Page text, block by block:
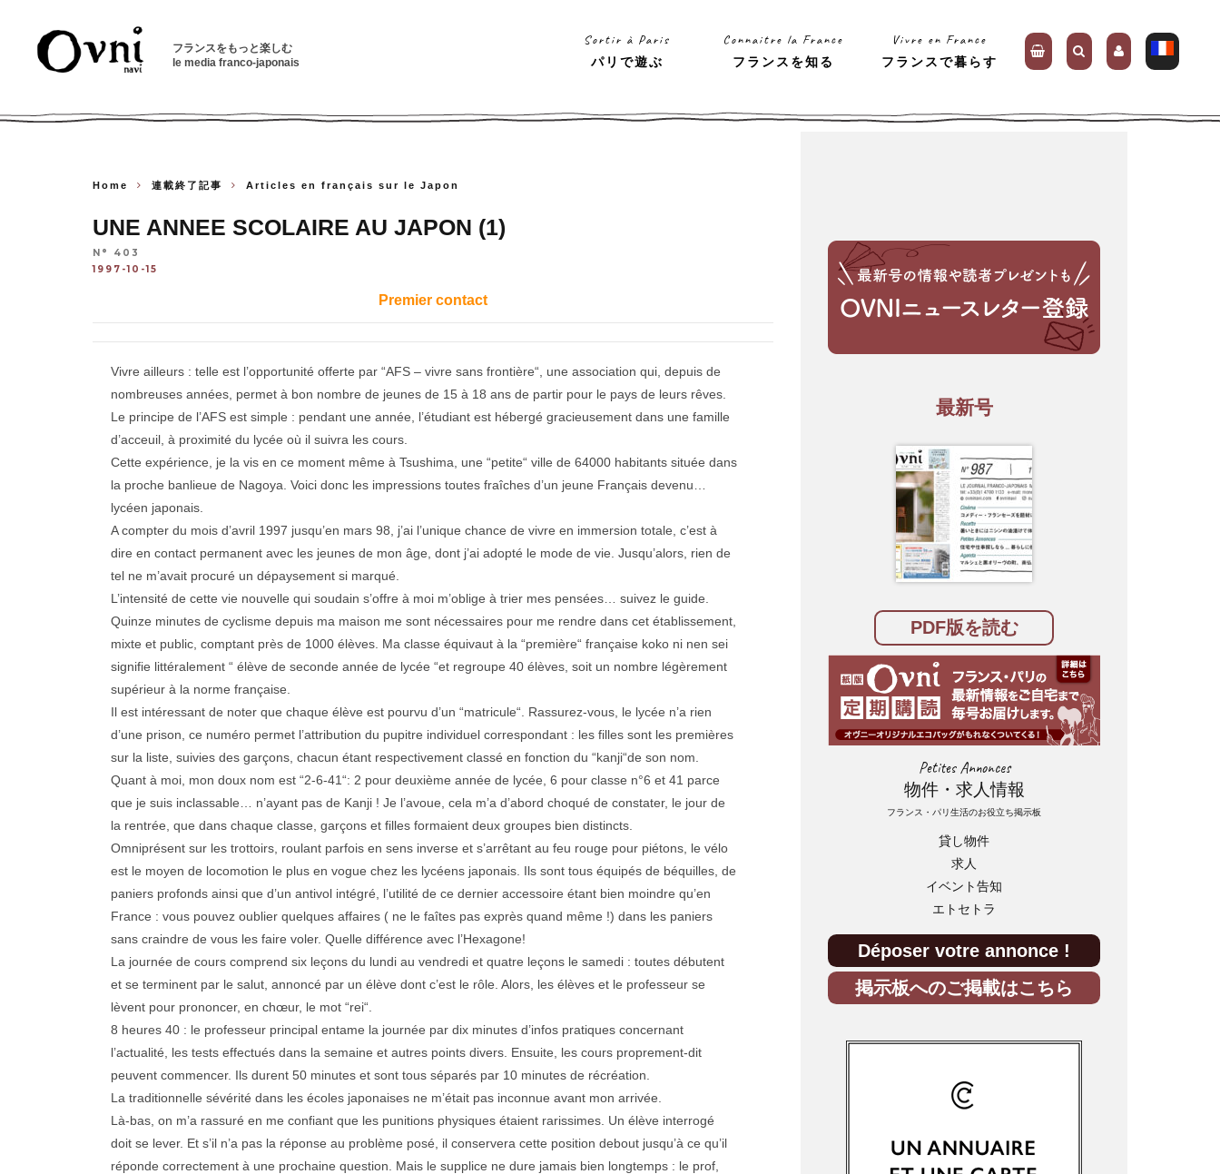
フランスをもっと楽しむ
le media franco-japonais
Sortir à Paris
パリで遊ぶ
Connaitre la France
フランスを知る
Vivre en France
フランスで暮らす
Home 連載終了記事 Articles en français sur le Japon
UNE ANNEE SCOLAIRE AU JAPON (1)
N° 403
1997-10-15
Premier contact
Vivre ailleurs : telle est l’opportunité offerte par “AFS – vivre sans frontière“, une association qui, depuis de
nombreuses années, permet à bon nombre de jeunes de 15 à 18 ans de partir pour le pays de leurs rêves.
Le principe de l’AFS est simple : pendant une année, l’étudiant est hébergé gracieusement dans une famille
d’acceuil, à proximité du lycée où il suivra les cours.
Cette expérience, je la vis en ce moment même à Tsushima, une “petite“ ville de 64000 habitants située dans
la proche banlieue de Nagoya. Voici donc les impressions toutes fraîches d’un jeune Français devenu…
lycéen japonais.
A compter du mois d’avril 1997 jusqu’en mars 98, j’ai l’unique chance de vivre en immersion totale, c’est à
dire en contact permanent avec les jeunes de mon âge, dont j’ai adopté le mode de vie. Jusqu’alors, rien de
tel ne m’avait procuré un dépaysement si marqué.
L’intensité de cette vie nouvelle qui soudain s’offre à moi m’oblige à trier mes pensées… suivez le guide.
Quinze minutes de cyclisme depuis ma maison me sont nécessaires pour me rendre dans cet établissement,
mixte et public, comptant près de 1000 élèves. Ma classe équivaut à la “première“ française koko ni nen sei
signifie littéralement “ élève de seconde année de lycée “et regroupe 40 élèves, soit un nombre légèrement
supérieur à la norme française.
Il est intéressant de noter que chaque élève est pourvu d’un “matricule“. Rassurez-vous, le lycée n’a rien
d’une prison, ce numéro permet l’attribution du pupitre individuel correspondant : les filles sont les premières
sur la liste, suivies des garçons, chacun étant respectivement classé en fonction du “kanji“de son nom.
Quant à moi, mon doux nom est “2-6-41“: 2 pour deuxième année de lycée, 6 pour classe n°6 et 41 parce
que je suis inclassable… n’ayant pas de Kanji ! Je l’avoue, cela m’a d’abord choqué de constater, le jour de
la rentrée, que dans chaque classe, garçons et filles formaient deux groupes bien distincts.
Omniprésent sur les trottoirs, roulant parfois en sens inverse et s’arrêtant au feu rouge pour piétons, le vélo
est le moyen de locomotion le plus en vogue chez les lycéens japonais. Ils sont tous équipés de béquilles, de
paniers profonds ainsi que d’un antivol intégré, l’utilité de ce dernier accessoire étant bien moindre qu’en
France : vous pouvez oublier quelques affaires ( ne le faîtes pas exprès quand même !) dans les paniers
sans craindre de vous les faire voler. Quelle différence avec l’Hexagone!
La journée de cours comprend six leçons du lundi au vendredi et quatre leçons le samedi : toutes débutent
et se terminent par le salut, annoncé par un élève dont c’est le rôle. Alors, les élèves et le professeur se
lèvent pour prononcer, en chœur, le mot “rei“.
8 heures 40 : le professeur principal entame la journée par dix minutes d’infos pratiques concernant
l’actualité, les tests effectués dans la semaine et autres points divers. Ensuite, les cours proprement-dit
peuvent commencer. Ils durent 50 minutes et sont tous séparés par 10 minutes de récréation.
La traditionnelle sévérité dans les écoles japonaises ne m’était pas inconnue avant mon arrivée.
Là-bas, on m’a rassuré en me confiant que les punitions physiques étaient rarissimes. Un élève interrogé
doit se lever. Et s’il n’a pas la réponse au problème posé, il conservera cette position debout jusqu’à ce qu’il
réponde correctement à une prochaine question. Mais le supplice ne dure jamais bien longtemps : le prof,
最新号
PDF版を読む
Petites Annonces
物件・求人情報
フランス・パリ生活のお役立ち掲示板
貸し物件
求人
イベント告知
エトセトラ
Déposer votre annonce !
掲示板へのご掲載はこちら